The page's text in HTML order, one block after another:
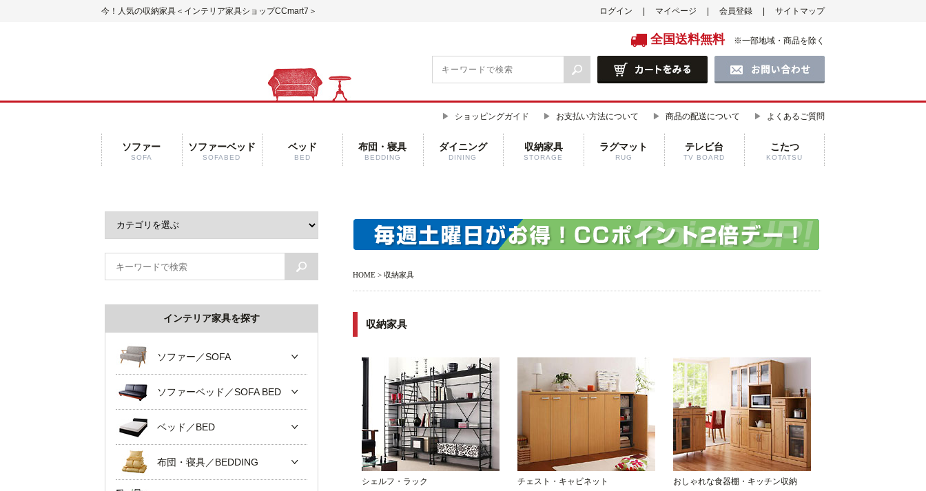
今！人気の収納家具＜インテリア家具ショップCCmart7＞ ログイン マイページ 会員登録 サイトマップ
全国送料無料 ※一部地域・商品を除く
ショッピングガイド お支払い方法について 商品の配送について よくあるご質問
ソファー
SOFA
ソファーベッド
SOFABED
ベッド
BED
布団・寝具
BEDDING
ダイニング
DINING
収納家具
STORAGE
ラグマット
RUG
テレビ台
TV BOARD
こたつ
KOTATSU
HOME > 収納家具
収納家具
シェルフ・ラック チェスト・キャビネット おしゃれな食器棚・キッチン収納
インテリア家具を探す
ソファー／SOFA
ソファーベッド／SOFA BED
ベッド／BED
布団・寝具／BEDDING